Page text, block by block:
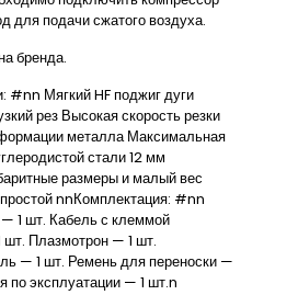
для подачи сжатого воздуха.
бренда.
#nn Мягкий HF поджиг дуги
рез Высокая скорость резки
металла Максимальная
стали 12 мм
размеры и малый вес
nnКомплектация: #nn
— 1 шт. Кабель с клеммой
Плазмотрон — 1 шт.
— 1 шт. Ремень для переноски —
по эксплуатации — 1 шт.n